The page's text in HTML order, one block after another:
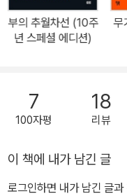
드는 말한다. “조직에 몸담
된다. 모든 것을 잘할 필요
갖고 있다. 당신은 수백
그 대가로 수백만 달러를
가 가르친 사람들도 그러했다.” 이 책은 자신의 경험과 가치를
여서이자 실전서이자 창업
“이 책 구할 수 없나요? 복
부의 추월차선 (10주
년 스페셜 에디션)
무
7
100자평
18
리뷰
이 책에 내가 남긴 글
로그인하면 내가 남긴 글